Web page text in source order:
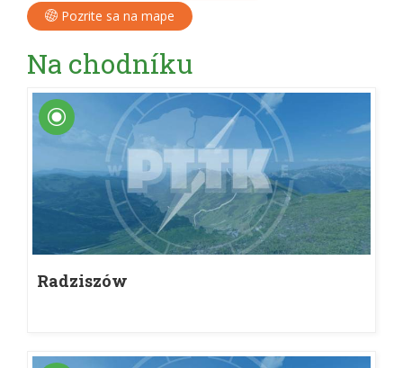
Pozrite sa na mape
Na chodníku
Radziszów